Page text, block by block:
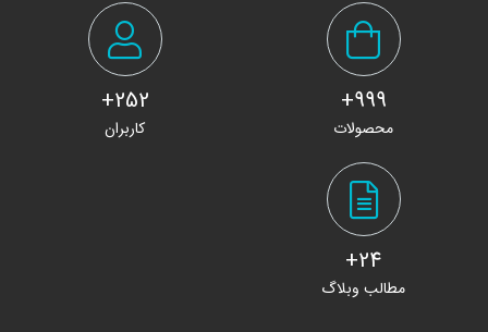
999+
محصولات
252+
کاربران
24+
مطالب وبلاگ